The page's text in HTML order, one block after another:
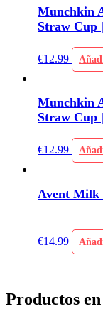
Munchkin
Straw Cup
€12.99
Munchkin
Straw Cup
€12.99
Avent Milk
€14.99
Productos